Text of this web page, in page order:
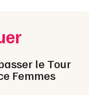
le Tour
Femmes